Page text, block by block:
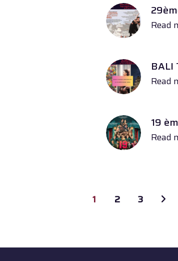
Read
BALI
Read
19
Read
1 2 3